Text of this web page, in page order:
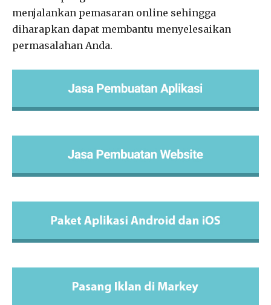
menjalankan pemasaran online sehingga
diharapkan dapat membantu menyelesaikan
permasalahan Anda.